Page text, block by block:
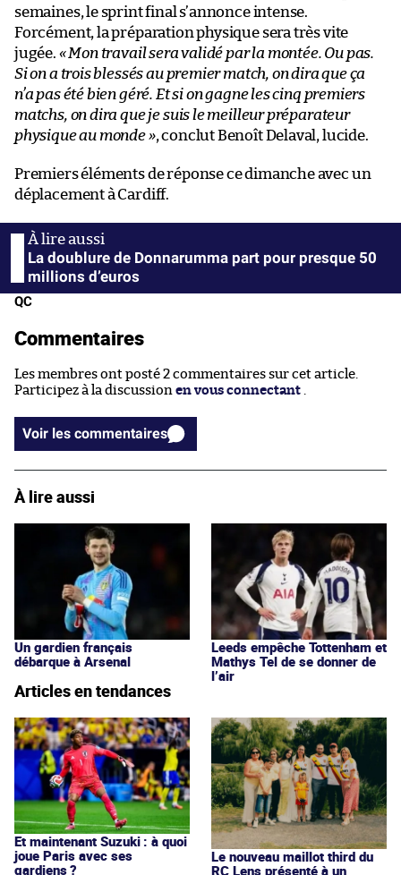
semaines, le sprint final s’annonce intense.
Forcément, la préparation physique sera très vite
jugée. « Mon travail sera validé par la montée. Ou pas.
Si on a trois blessés au premier match, on dira que ça
n’a pas été bien géré. Et si on gagne les cinq premiers
matchs, on dira que je suis le meilleur préparateur
physique au monde », conclut Benoît Delaval, lucide.
Premiers éléments de réponse ce dimanche avec un
déplacement à Cardiff.
La doublure de Donnarumma part pour presque 50
millions d’euros
QC
Commentaires
Les membres ont posté 2 commentaires sur cet article.
Participez à la discussion en vous connectant
Voir les commentaires
À lire aussi
Un gardien français
débarque à Arsenal
Leeds empêche Tottenham et
Mathys Tel de se donner de
l’air
Articles en tendances
Et maintenant Suzuki : à quoi
joue Paris avec ses
gardiens ?
Le nouveau maillot third du
RC Lens présenté à un